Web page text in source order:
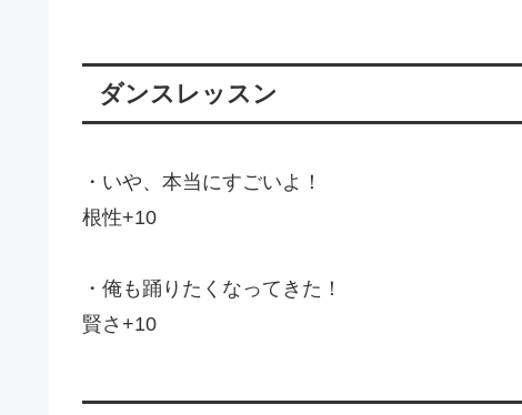
ダンスレッスン
・いや、本当にすごいよ！
根性+10
・俺も踊りたくなってきた！
賢さ+10